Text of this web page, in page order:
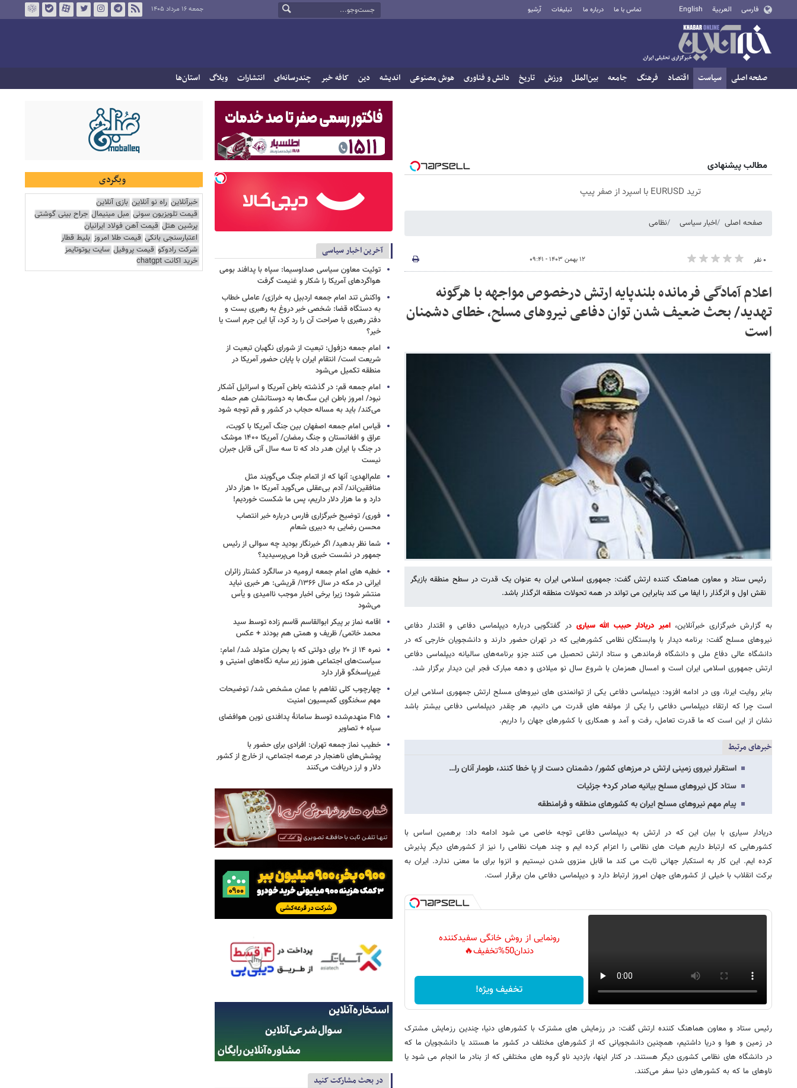
فارسی العربية English تماس با ما درباره ما تبلیغات آرشیو جمعه ۱۶ مرداد ۱۴۰۵
صفحه اصلی سیاست اقتصاد فرهنگ جامعه بین‌الملل ورزش تاریخ دانش و فناوری هوش مصنوعی اندیشه دین کافه خبر چندرسانه‌ای انتشارات وبلاگ استان‌ها
مطالب پیشنهادی
ترید EURUSD با اسپرد از صفر پیپ
صفحه اصلی اخبار سیاسی نظامی
۰ نفر ۱۲ بهمن ۱۴۰۳ - ۰۹:۴۱
اعلام آمادگی فرمانده بلندپایه ارتش درخصوص مواجهه با هرگونه
تهدید/ بحث ضعیف شدن توان دفاعی نیروهای مسلح، خطای دشمنان
است
رئیس ستاد و معاون هماهنگ کننده ارتش گفت: جمهوری اسلامی ایران به عنوان یک قدرت در سطح منطقه بازیگر
نقش اول و اثرگذار را ایفا می کند بنابراین می تواند در همه تحولات منطقه اثرگذار باشد.
به گزارش خبرگزاری خبرآنلاین،امیر دریادار حبیب الله سیاری در گفتگویی درباره دیپلماسی دفاعی و اقتدار دفاعی
نیروهای مسلح گفت: برنامه دیدار با وابستگان نظامی کشورهایی که در تهران حضور دارند و دانشجویان خارجی که در
دانشگاه عالی دفاع ملی و دانشگاه فرماندهی و ستاد ارتش تحصیل می کنند جزو برنامه‌های سالیانه دیپلماسی دفاعی
ارتش جمهوری اسلامی ایران است و امسال همزمان با شروع سال نو میلادی و دهه مبارک فجر این دیدار برگزار شد.
بنابر روایت ایرنا، وی در ادامه افزود: دیپلماسی دفاعی یکی از توانمندی های نیروهای مسلح ارتش جمهوری اسلامی ایران
است چرا که ارتقاء دیپلماسی دفاعی را یکی از مولفه های قدرت می دانیم، هر چقدر دیپلماسی دفاعی بیشتر باشد
نشان از این است که ما قدرت تعامل، رفت و آمد و همکاری با کشورهای جهان را داریم.
خبرهای مرتبط
استقرار نیروی زمینی ارتش در مرزهای کشور/ دشمنان دست از پا خطا کنند، طومار آنان را…
ستاد کل نیروهای مسلح بیانیه صادر کرد+ جزئیات
پیام مهم نیروهای مسلح ایران به کشورهای منطقه و فرامنطقه
دریادار سیاری با بیان این که در ارتش به دیپلماسی دفاعی توجه خاصی می شود ادامه داد: برهمین اساس با
کشورهایی که ارتباط داریم هیات های نظامی را اعزام کرده ایم و چند هیات نظامی را نیز از کشورهای دیگر پذیرش
کرده ایم. این کار به استکبار جهانی ثابت می کند ما قابل منزوی شدن نیستیم و انزوا برای ما معنی ندارد. ایران به
برکت انقلاب با خیلی از کشورهای جهان امروز ارتباط دارد و دیپلماسی دفاعی مان برقرار است.
رونمایی از روش خانگی سفیدکننده
دندان50%تخفیف🔥
تخفیف ویژه!
رئیس ستاد و معاون هماهنگ کننده ارتش گفت: در رزمایش های مشترک با کشورهای دنیا، چندین رزمایش مشترک
در زمین و هوا و دریا داشتیم، همچنین دانشجویانی که از کشورهای مختلف در کشور ما هستند یا دانشجویان ما که
در دانشگاه های نظامی کشوری دیگر هستند. در کنار اینها، بازدید ناو گروه های مختلفی که از بنادر ما انجام می شود یا
ناوهای ما که به کشورهای دنیا سفر می‌کنند.
آخرین اخبار سیاسی
توئیت معاون سیاسی صداوسیما: سپاه با پدافند بومی
هواگردهای آمریکا را شکار و غنیمت گرفت
واکنش تند امام جمعه اردبیل به خرازی/ عاملی خطاب
به دستگاه قضا: شخصی خبر دروغ به رهبری بست و
دفتر رهبری با صراحت آن را رد کرد، آیا این جرم است یا
خیر؟
امام جمعه دزفول: تبعیت از شورای نگهبان تبعیت از
شریعت است/ انتقام ایران با پایان حضور آمریکا در
منطقه تکمیل می‌شود
امام جمعه قم: در گذشته باطن آمریکا و اسرائیل آشکار
نبود/ امروز باطن این سگ‌ها به دوستانشان هم حمله
می‌کند/ باید به مساله حجاب در کشور و قم توجه شود
قیاس امام جمعه اصفهان بین جنگ آمریکا با کویت،
عراق و افغانستان و جنگ رمضان/ آمریکا ۱۴۰۰ موشک
در جنگ با ایران هدر داد که تا سه سال آتی قابل جبران
نیست
علم‌الهدی: آنها که از اتمام جنگ می‌گویند مثل
منافقین‌اند/ آدم بی‌عقلی می‌گوید آمریکا ۱۰ هزار دلار
دارد و ما هزار دلار داریم، پس ما شکست خوردیم!
فوری/ توضیح خبرگزاری فارس درباره خبر انتصاب
محسن رضایی به دبیری شعام
شما نظر بدهید/ اگر خبرنگار بودید چه سوالی از رئیس
جمهور در نشست خبری فردا می‌پرسیدید؟
خطبه های امام جمعه ارومیه در سالگرد کشتار زائران
ایرانی در مکه در سال ۱۳۶۶/ قریشی: هر خبری نباید
منتشر شود؛ زیرا برخی اخبار موجب ناامیدی و یأس
می‌شود
اقامه نماز بر پیکر ابوالقاسم قاسم زاده توسط سید
محمد خاتمی/ ظریف و همتی هم بودند + عکس
نمره ۱۴ از ۲۰ برای دولتی که با بحران متولد شد/ امام:
سیاست‌های اجتماعی هنوز زیر سایه نگاه‌های امنیتی و
غیرپاسخگو قرار دارد
چهارچوب کلی تفاهم با عمان مشخص شد/ توضیحات
مهم سخنگوی کمیسیون امنیت
F۱۵ منهدم‌شده توسط سامانۀ پدافندی نوین هوافضای
سپاه + تصاویر
خطیب نماز جمعه تهران: افرادی برای حضور با
پوشش‌های ناهنجار در عرصه اجتماعی، از خارج از کشور
دلار و ارز دریافت می‌کنند
در بحث مشارکت کنید
وبگردی
خبرآنلاین راه نو آنلاین بازی آنلاین
قیمت تلویزیون سونی مبل مینیمال جراح بینی گوشتی
پرشین هتل قیمت آهن فولاد ایرانیان
اعتبارسنجی بانکی قیمت طلا امروز بلیط قطار
شرکت رادوکو قیمت پروفیل سایت یوتوتایمز
خرید اکانت chatgpt